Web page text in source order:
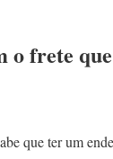
o frete
que ter um